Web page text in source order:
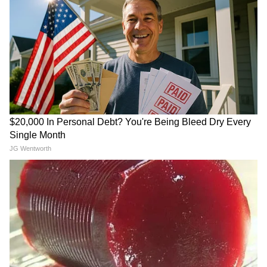
LATEST VIDEOS
Annapurna Bhandar Payment |
প্রতিমাসে কত তারিখে ঢুকবে অন্নপূর্ণার ৩
হাজার টাকা?
কীভাবে অন্নপূর্ণা ভাণ্ডার নিয়ে কারা ছড়াচ্ছে
বিভ্রান্তি? | Suvendu Adhikari on
Annapurna Yojana